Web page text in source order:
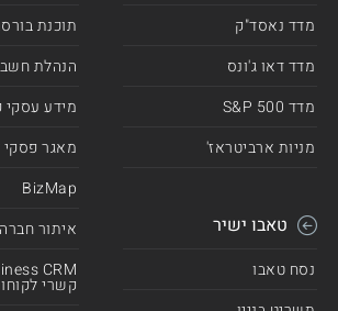
מדד נאסד"ק
מדד דאו ג'ונס
מדד 500 S&P
מניות ארביטראז'
טאבו ישיר
נסח טאבו
תוכנת
הנהלת
מידע עסקי
מאגר פסקי
BizMap
איתור חברה
קשרי